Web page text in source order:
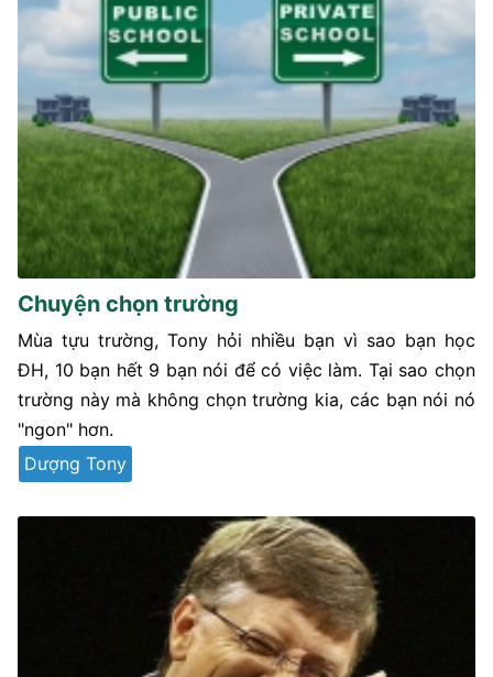
Chuyện chọn trường
Mùa tựu trường, Tony hỏi nhiều bạn vì sao bạn học
ĐH, 10 bạn hết 9 bạn nói để có việc làm. Tại sao chọn
trường này mà không chọn trường kia, các bạn nói nó
"ngon" hơn.
Dượng Tony